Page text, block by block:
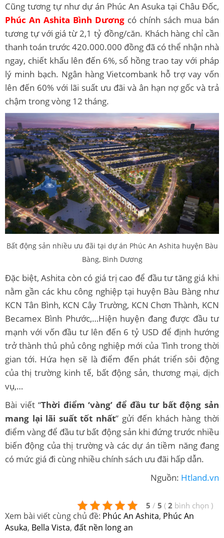
Cũng tương tự như dự án Phúc An Asuka tại Châu Đốc,
Phúc An Ashita Bình Dương có chính sách mua bán
tương tự với giá từ 2,1 tỷ đồng/căn. Khách hàng chỉ cần
thanh toán trước 420.000.000 đồng đã có thể nhận nhà
ngay, chiết khấu lên đến 6%, sổ hồng trao tay với pháp
lý minh bạch. Ngân hàng Vietcombank hỗ trợ vay vốn
lên đến 60% với lãi suất ưu đãi và ân hạn nợ gốc và trả
chậm trong vòng 12 tháng.
Bất động sản nhiều ưu đãi tại dự án Phúc An Ashita huyện Bàu
Bàng, Bình Dương
Đặc biệt, Ashita còn có giá trị cao để đầu tư tăng giá khi
nằm gần các khu công nghiệp tại huyện Bàu Bàng như
KCN Tân Bình, KCN Cây Trường, KCN Chơn Thành, KCN
Becamex Bình Phước,…Hiện huyện đang được đầu tư
mạnh với vốn đầu tư lên đến 6 tỷ USD để định hướng
trở thành thủ phủ công nghiệp mới của Tình trong thời
gian tới. Hứa hẹn sẽ là điểm đến phát triển sôi động
của thị trường kinh tế, bất động sản, thương mại, dịch
vụ,…
Bài viết “Thời điểm ‘vàng’ để đầu tư bất động sản
mang lại lãi suất tốt nhất” gửi đến khách hàng thời
điểm vàng để đầu tư bất động sản khi đứng trước nhiều
biến động của thị trường và các dự án tiềm năng đang
có mức giá đi cùng nhiều chính sách ưu đãi hấp dẫn.
Nguồn: Htland.vn
5 / 5 ( 2 bình chọn )
Xem bài viết cùng chủ đề: Phúc An Ashita, Phúc An
Asuka, Bella Vista, đất nền long an